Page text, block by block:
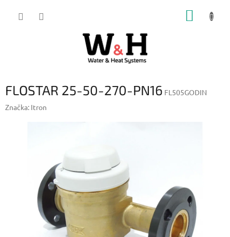
FLOSTAR 25-50-270-PN16 FL505GODIN
Značka: Itron